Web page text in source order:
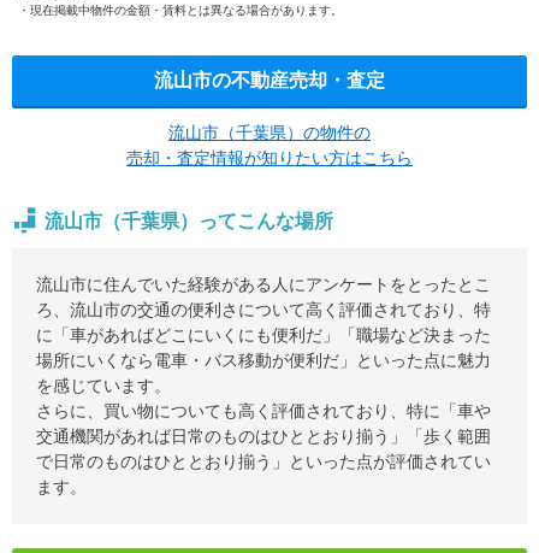
現在掲載中物件の金額・賃料とは異なる場合があります。
流山市の不動産売却・査定
流山市（千葉県）の物件の
売却・査定情報が知りたい方はこちら
流山市（千葉県）ってこんな場所
流山市に住んでいた経験がある人にアンケートをとったとこ
ろ、流山市の交通の便利さについて高く評価されており、特
に「車があればどこにいくにも便利だ」「職場など決まった
場所にいくなら電車・バス移動が便利だ」といった点に魅力
を感じています。
さらに、買い物についても高く評価されており、特に「車や
交通機関があれば日常のものはひととおり揃う」「歩く範囲
で日常のものはひととおり揃う」といった点が評価されてい
ます。